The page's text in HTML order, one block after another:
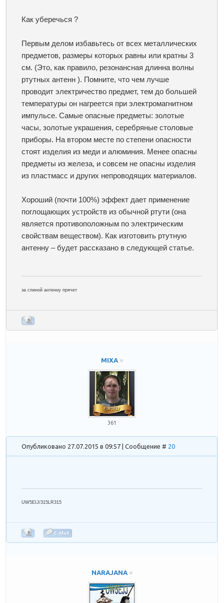
Как уберечься ?
Первым делом избавьтесь от всех металлических
предметов, размеры которых равны или кратны 3
см. (Это, как правило, резонансная длинна волны
ртутных антенн ). Помните, что чем лучше
проводит электричество предмет, тем до большей
температуры он нагреется при электромагнитном
импульсе. Самые опасные предметы: золотые
часы, золотые украшения, серебряные столовые
приборы. На втором месте по степени опасности
стоят изделия из меди и алюминия. Менее опасны
предметы из железа, и совсем не опасны изделия
из пластмасс и других непроводящих материалов.
Хороший (почти 100%) эффект дает применение
поглощающих устройств из обычной ртути (она
является противоположным по электрическим
свойствам веществом). Как изготовить ртутную
антенну – будет рассказано в следующей статье.
за спиной антенну прячет
MIXA
361
Опубликовано 27.07.2015 в 09:57 | Сообщение # 20
UW5EIJ/315LR315
NARAJANA